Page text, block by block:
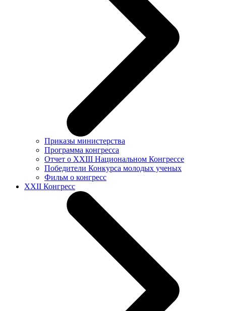
Приказы министерства
Программа конгресса
Отчет о XXIII Национальном Конгрессе
Победители Конкурса молодых ученых
Фильм о конгресс
XXII Конгресс